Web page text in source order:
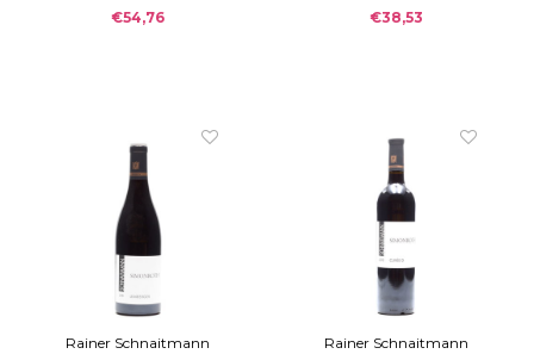
€54,76 €38,53
Rainer Schnaitmann
Rainer Schnaitmann